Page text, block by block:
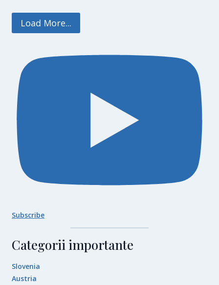
Load More...
Subscribe
Categorii importante
Slovenia
Austria